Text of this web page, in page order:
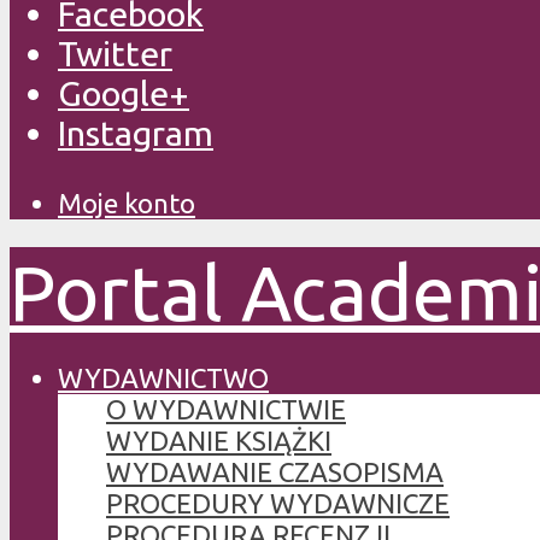
Facebook
Twitter
Google+
Instagram
Moje konto
Portal
WYDAWNICTWO
O WYDAWNICTWIE
WYDANIE KSIĄŻKI
WYDAWANIE CZASOPISMA
PROCEDURY WYDAWNICZE